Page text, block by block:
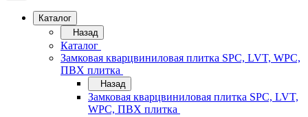
Каталог
Назад
Каталог
Замковая кварцвиниловая плитка SPC, LVT, WPC,
ПВХ плитка
Назад
Замковая кварцвиниловая плитка SPC, LVT,
WPC, ПВХ плитка